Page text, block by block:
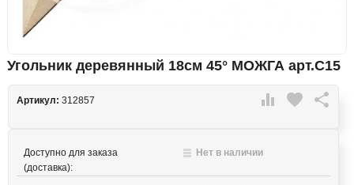
Угольник деревянный 18см 45° МОЖГА арт.С15
 favorite 
Артикул: 312857
Доступно для заказа
(доставка):
Нет в наличии